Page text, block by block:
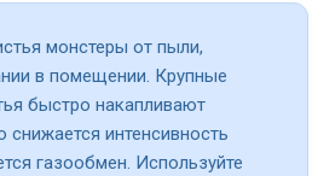
монстеры от пыли,
в помещении. Крупные
быстро накапливают
снижается интенсивность
газообмен. Используйте